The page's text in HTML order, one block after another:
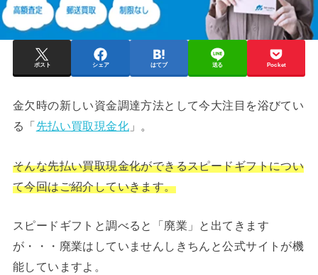
ポスト シェア はてブ 送る Pocket
金欠時の新しい資金調達方法として今大注目を浴びてい
る「 先払い買取現金化 」。
そんな先払い買取現金化ができるスピードギフトについ
て今回はご紹介していきます。
スピードギフトと調べると「廃業」と出てきます
が・・・廃業はしていませんしきちんと公式サイトが機
能していますよ。